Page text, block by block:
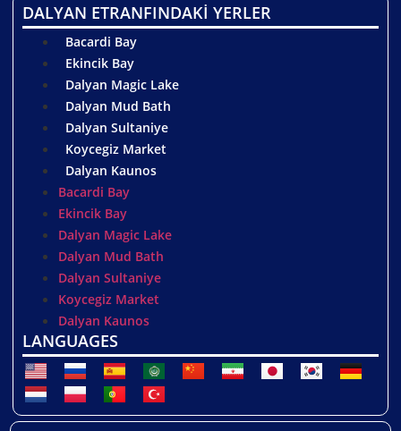
DALYAN ETRANFINDAKİ YERLER
Bacardi Bay
Ekincik Bay
Dalyan Magic Lake
Dalyan Mud Bath
Dalyan Sultaniye
Koycegiz Market
Dalyan Kaunos
Bacardi Bay
Ekincik Bay
Dalyan Magic Lake
Dalyan Mud Bath
Dalyan Sultaniye
Koycegiz Market
Dalyan Kaunos
LANGUAGES